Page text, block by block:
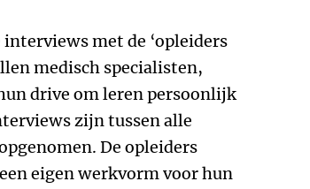
met de ‘opleiders
medisch specialisten,
drive om leren persoonlijk
zijn tussen alle
De opleiders
eigen werkvorm voor hun